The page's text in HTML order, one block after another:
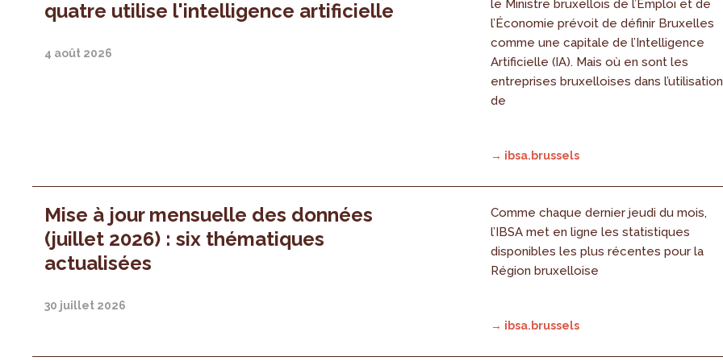
quatre utilise l'intelligence artificielle
4 août 2026
le Ministre bruxellois de l’Emploi et de
l’Économie prévoit de définir Bruxelles
comme une capitale de l’Intelligence
Artificielle (IA). Mais où en sont les
entreprises bruxelloises dans l’utilisation
de
→ ibsa.brussels
Mise à jour mensuelle des données
(juillet 2026) : six thématiques
actualisées
30 juillet 2026
Comme chaque dernier jeudi du mois,
l’IBSA met en ligne les statistiques
disponibles les plus récentes pour la
Région bruxelloise
→ ibsa.brussels